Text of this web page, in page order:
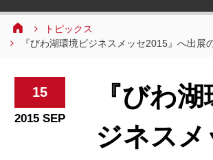
事例紹介
よくあるご質問
会社情報
トピックス
『びわ湖環境ビジネスメッセ2015』へ出展
『びわ
ジネスメ
15
2015 SEP